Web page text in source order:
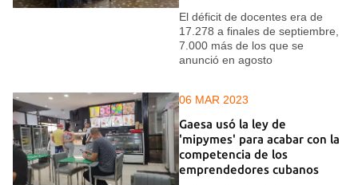
El déficit de docentes era de
17.278 a finales de septiembre,
7.000 más de los que se
anunció en agosto
06 MAR 2023
Gaesa usó la ley de
'mipymes' para acabar con la
competencia de los
emprendedores cubanos